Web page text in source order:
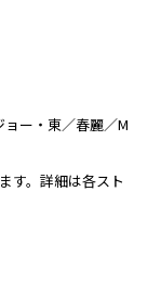
ー・東／春麗／M
す。詳細は各スト